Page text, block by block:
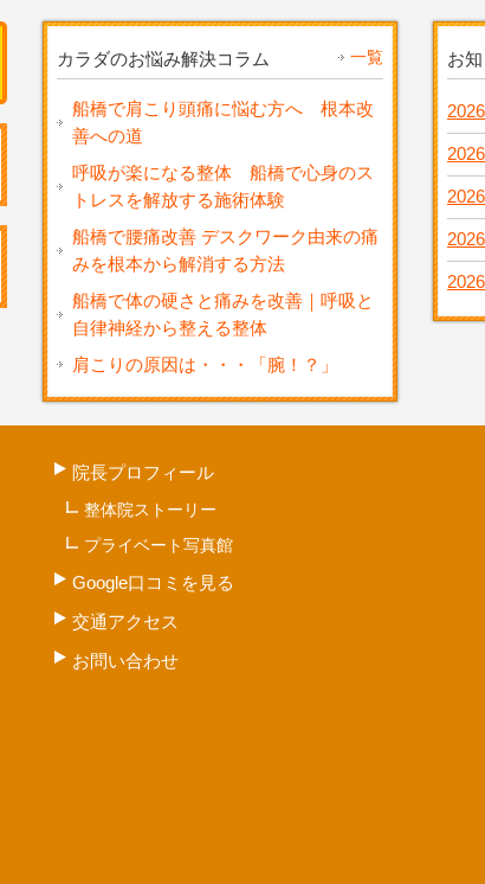
カラダのお悩み解決コラム 一覧
船橋で肩こり頭痛に悩む方へ 根本改
善への道
呼吸が楽になる整体 船橋で心身のス
トレスを解放する施術体験
船橋で腰痛改善 デスクワーク由来の痛
みを根本から解消する方法
船橋で体の硬さと痛みを改善｜呼吸と
自律神経から整える整体
肩こりの原因は・・・「腕！？」
お
院長プロフィール
整体院ストーリー
プライベート写真館
Google口コミを見る
交通アクセス
お問い合わせ